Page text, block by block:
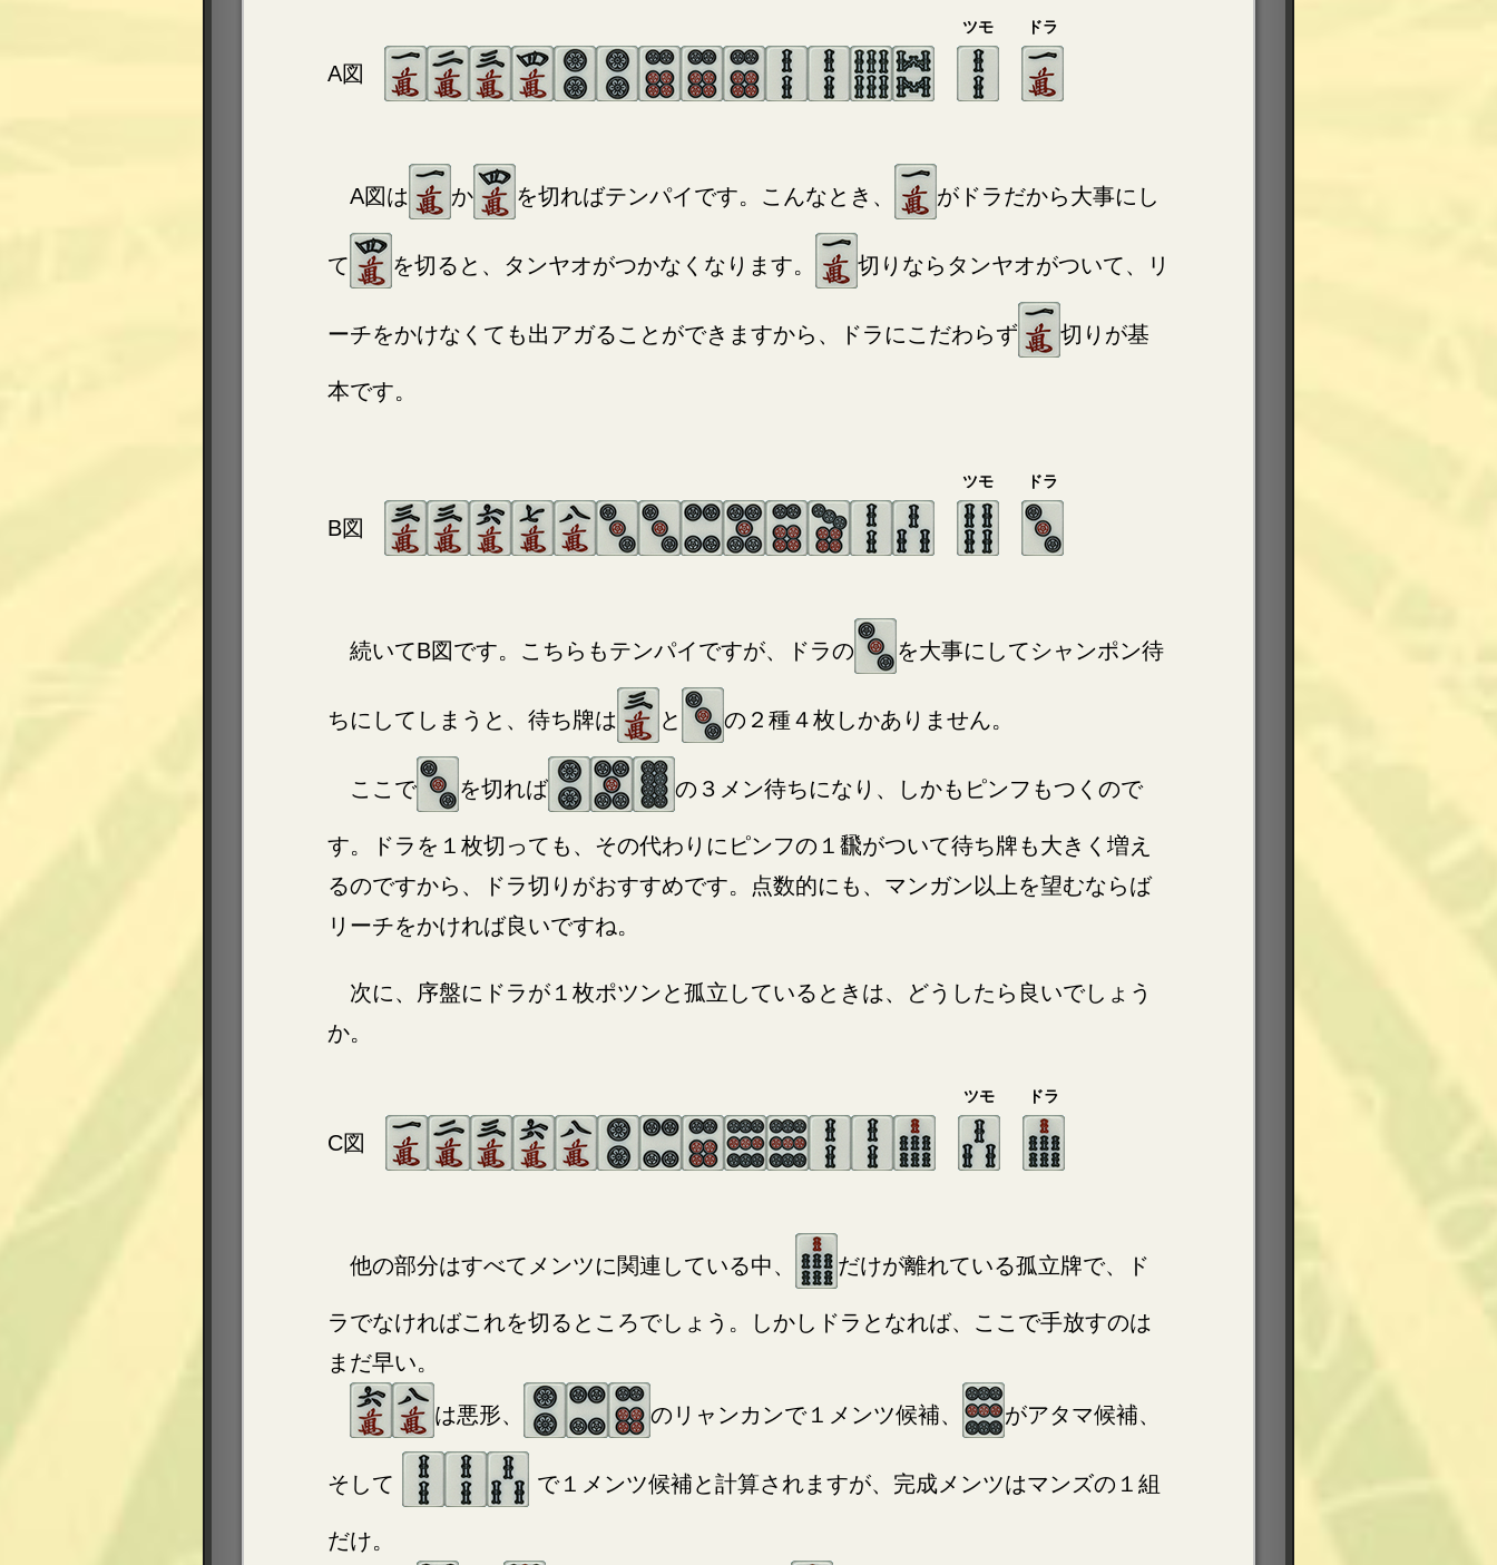
A図
ツモ ドラ
A図は か を切ればテンパイです。こんなとき、 がドラだから大事にし
て を切ると、タンヤオがつかなくなります。 切りならタンヤオがついて、リ
ーチをかけなくても出アガることができますから、ドラにこだわらず 切りが基
本です。
B図
ツモ ドラ
続いてB図です。こちらもテンパイですが、ドラの を大事にしてシャンポン待
ちにしてしまうと、待ち牌は と の２種４枚しかありません。
ここで を切れば の３メン待ちになり、しかもピンフもつくので
す。ドラを１枚切っても、その代わりにピンフの１飜がついて待ち牌も大きく増え
るのですから、ドラ切りがおすすめです。点数的にも、マンガン以上を望むならば
リーチをかければ良いですね。
次に、序盤にドラが１枚ポツンと孤立しているときは、どうしたら良いでしょう
か。
C図
ツモ ドラ
他の部分はすべてメンツに関連している中、 だけが離れている孤立牌で、ド
ラでなければこれを切るところでしょう。しかしドラとなれば、ここで手放すのは
まだ早い。
は悪形、 のリャンカンで１メンツ候補、 がアタマ候補、
そして で１メンツ候補と計算されますが、完成メンツはマンズの１組
だけ。